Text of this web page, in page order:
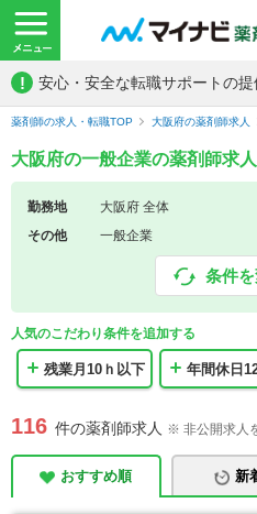
! 安心・安全な転職サポートの提
薬剤師の求人・転職TOP 大阪府の薬剤師求人
大阪府の一般企業の薬剤師求
勤務地
大阪府 全体
その他
一般企業
条件
人気のこだわり条件を追加する
残業月10ｈ以下 年間休日
116 件の薬剤師求人 ※ 非公開求人
おすすめ順 新